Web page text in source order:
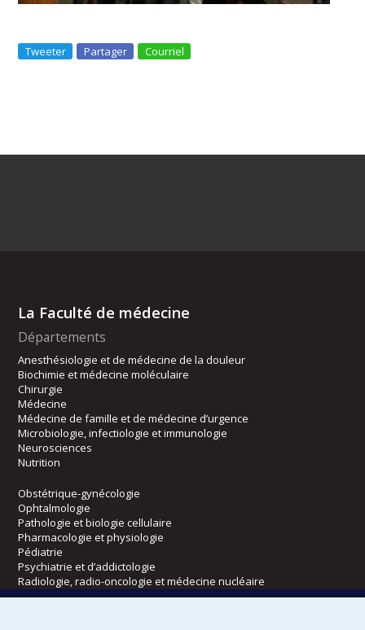
Tweeter Partager Courriel
La Faculté de médecine
Départements
Anesthésiologie et de médecine de la douleur
Biochimie et médecine moléculaire
Chirurgie
Médecine
Médecine de famille et de médecine d’urgence
Microbiologie, infectiologie et immunologie
Neurosciences
Nutrition
Obstétrique-gynécologie
Ophtalmologie
Pathologie et biologie cellulaire
Pharmacologie et physiologie
Pédiatrie
Psychiatrie et d’addictologie
Radiologie, radio-oncologie et médecine nucléaire